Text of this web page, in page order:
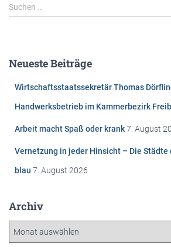
S
u
n
Suchen …
Neueste Beiträge
Wirtschaftsstaatssekretär Thomas
Handwerksbetrieb im Kammerbezirk
Arbeit macht Spaß oder krank7. August
Vernetzung in jeder Hinsicht – Die Städte
blau 7. August 2026
Archiv